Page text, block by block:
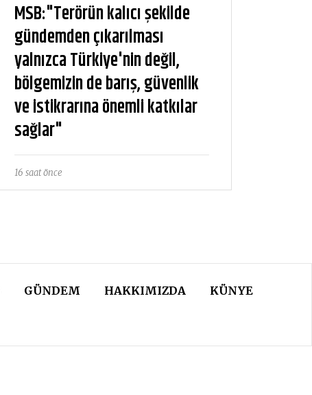
MSB:"Terörün kalıcı şekilde
gündemden çıkarılması
yalnızca Türkiye'nin değil,
bölgemizin de barış, güvenlik
ve istikrarına önemli katkılar
sağlar"
16 saat önce
GÜNDEM HAKKIMIZDA KÜNYE